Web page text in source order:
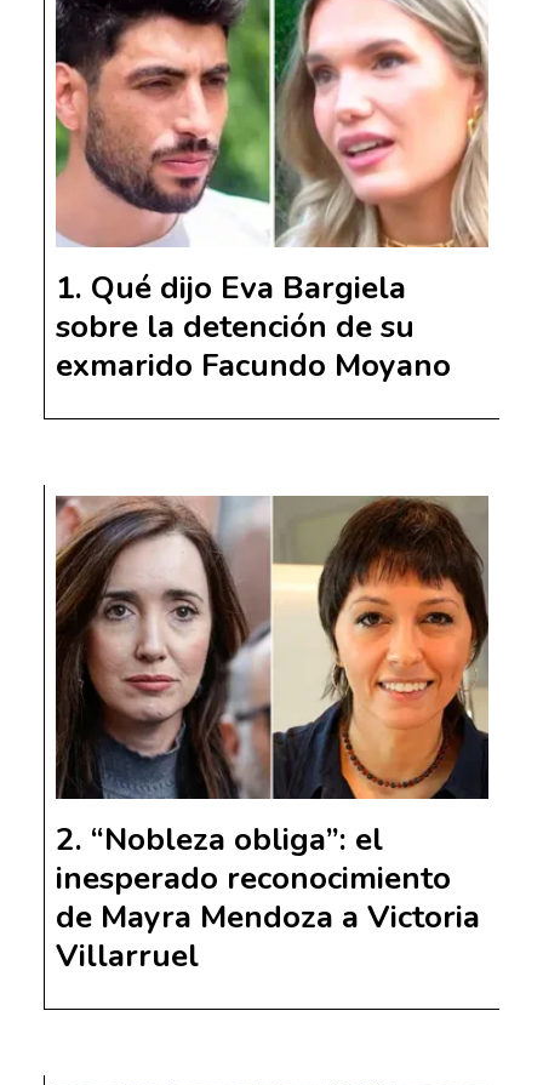
Qué dijo Eva Bargiela
sobre la detención de su
exmarido Facundo Moyano
“Nobleza obliga”: el
inesperado reconocimiento
de Mayra Mendoza a Victoria
Villarruel